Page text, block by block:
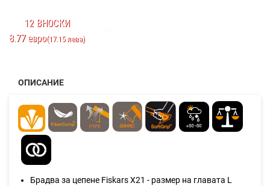
12 ВНОСКИ
8.77 евро(17.15 лева)
ОПИСАНИЕ
Брадва за цепене Fiskars X21 - размер на главата L